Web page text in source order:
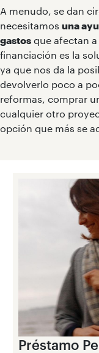
A menudo, se dan
necesitamos una
gastos que afectan
financiación es la
ya que nos da la
devolverlo poco a
reformas, comprar
cualquier otro
opción que más se
Préstamo